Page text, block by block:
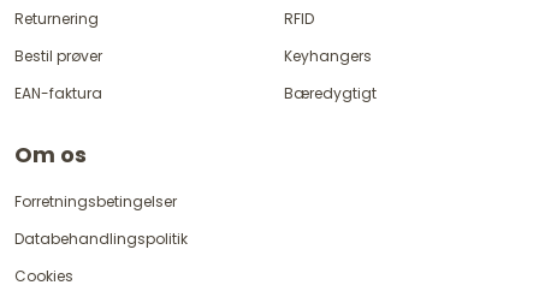
Returnering
Bestil prøver
EAN-faktura
RFID
Keyhangers
Bæredygtigt
Om os
Forretningsbetingelser
Databehandlingspolitik
Cookies